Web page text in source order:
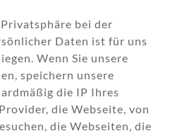
bei der
Daten ist für uns
Wenn Sie unsere
speichern unsere
die IP Ihres
die Webseite, von
die Webseiten, die